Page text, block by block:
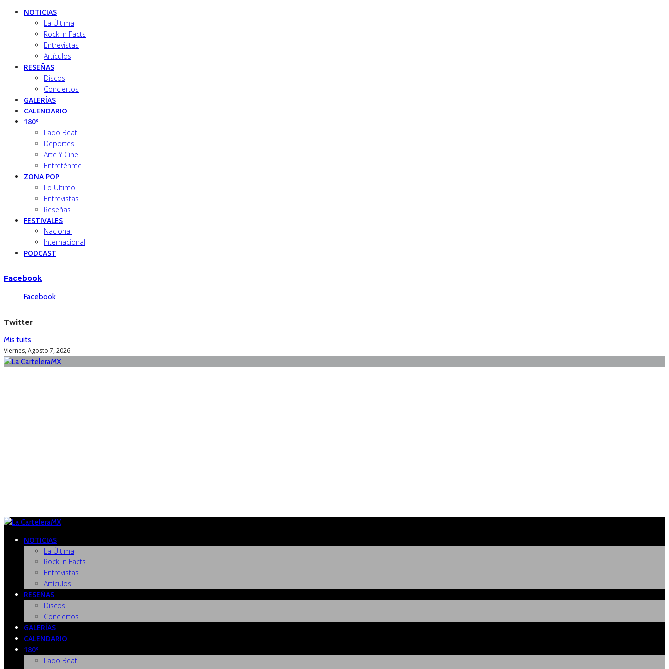
NOTICIAS
La Última
Rock In Facts
Entrevistas
Artículos
RESEÑAS
Discos
Conciertos
GALERÍAS
CALENDARIO
180º
Lado Beat
Deportes
Arte Y Cine
Entreténme
ZONA POP
Lo Ultimo
Entrevistas
Reseñas
FESTIVALES
Nacional
Internacional
PODCAST
Facebook
Facebook
Twitter
Mis tuits
Viernes, Agosto 7, 2026
NOTICIAS
La Última
Rock In Facts
Entrevistas
Artículos
RESEÑAS
Discos
Conciertos
GALERÍAS
CALENDARIO
180º
Lado Beat